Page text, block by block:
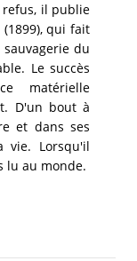
refus, il publie
(1899), qui fait
du
Le succès
matérielle
D'un bout à
et dans ses
vie. Lorsqu'il
lu au monde.